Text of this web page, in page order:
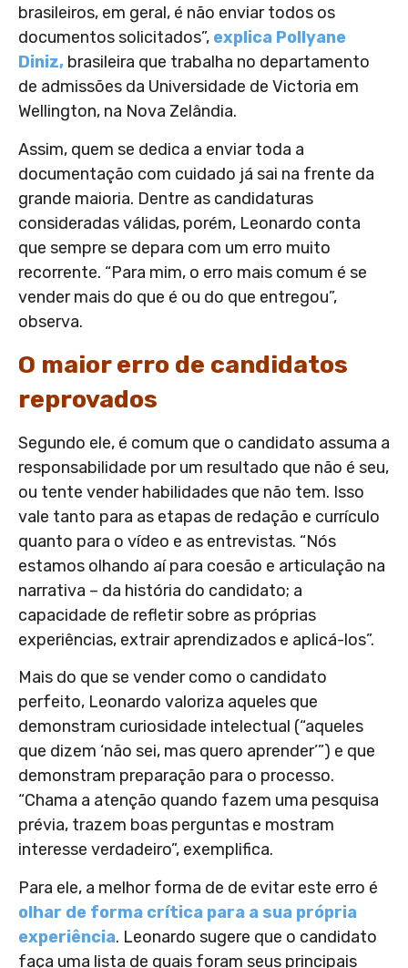
brasileiros, em geral, é não enviar todos os
documentos solicitados”, explica Pollyane
Diniz, brasileira que trabalha no departamento
de admissões da Universidade de Victoria em
Wellington, na Nova Zelândia.
Assim, quem se dedica a enviar toda a
documentação com cuidado já sai na frente da
grande maioria. Dentre as candidaturas
consideradas válidas, porém, Leonardo conta
que sempre se depara com um erro muito
recorrente. “Para mim, o erro mais comum é se
vender mais do que é ou do que entregou”,
observa.
O maior erro de candidatos
reprovados
Segundo ele, é comum que o candidato assuma a
responsabilidade por um resultado que não é seu,
ou tente vender habilidades que não tem. Isso
vale tanto para as etapas de redação e currículo
quanto para o vídeo e as entrevistas. “Nós
estamos olhando aí para coesão e articulação na
narrativa – da história do candidato; a
capacidade de refletir sobre as próprias
experiências, extrair aprendizados e aplicá-los”.
Mais do que se vender como o candidato
perfeito, Leonardo valoriza aqueles que
demonstram curiosidade intelectual (“aqueles
que dizem ‘não sei, mas quero aprender’”) e que
demonstram preparação para o processo.
“Chama a atenção quando fazem uma pesquisa
prévia, trazem boas perguntas e mostram
interesse verdadeiro”, exemplifica.
Para ele, a melhor forma de de evitar este erro é
olhar de forma crítica para a sua própria
experiência. Leonardo sugere que o candidato
faça uma lista de quais foram seus principais